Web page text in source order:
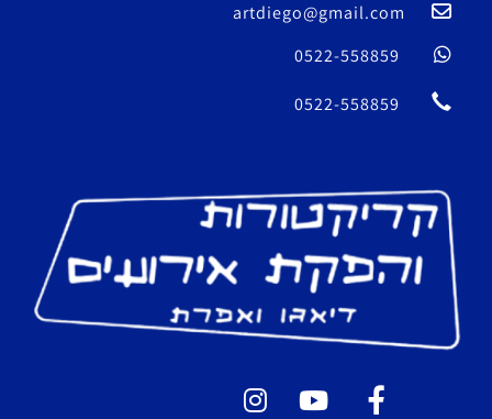
artdiego@gmail.com
0522-558859
0522-558859